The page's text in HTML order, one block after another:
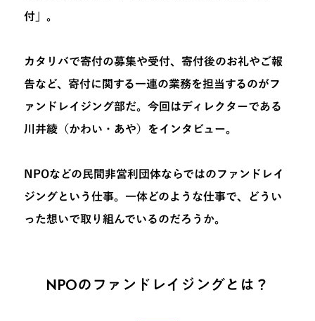
付」。
カタリバで寄付の募集や受付、寄付後のお礼やご報
告など、寄付に関する一連の業務を担当するのがフ
ァンドレイジング部だ。今回はディレクターである
川井綾（かわい・あや）をインタビュー。
NPOなどの民間非営利団体ならではのファンドレイ
ジングという仕事。一体どのような仕事で、どうい
った想いで取り組んでいるのだろうか。
NPOのファンドレイジングとは？